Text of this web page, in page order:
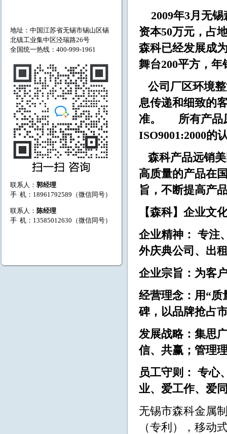
地址：中国江苏省无锡市锡山区锡
北镇工业集中区泾瑞路26号
全国统一热线：400-999-1961
联系人： 郭经理
手 机：18961792589（微信同号）
联系人： 陈经理
手 机：13585012630（微信同号）
2009年3月无锡
资本50万元，占
森科已经发展成
舞台200平方，年
公司厂区环境
息传递和细致的
准。 所有产品
ISO9001:2000的
森科产品远销
高质量的产品在
旨，不断提高产
【森科】企业文
企业精神： 专注
外庆典公司、出
企业宗旨：为客
经营理念：用“质
碑，以品牌抢占
发展战略：集思
信、共赢；管理
员工守则： 专心
业、爱工作、爱
无锡市森科金属
（专利），移动